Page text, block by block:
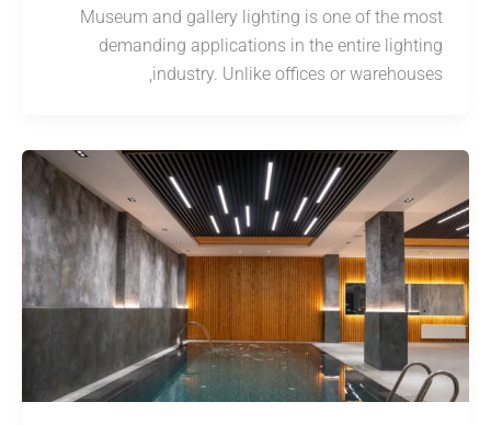
Museum and gallery lighting is one of the
demanding applications in the entire
industry. Unlike offices or